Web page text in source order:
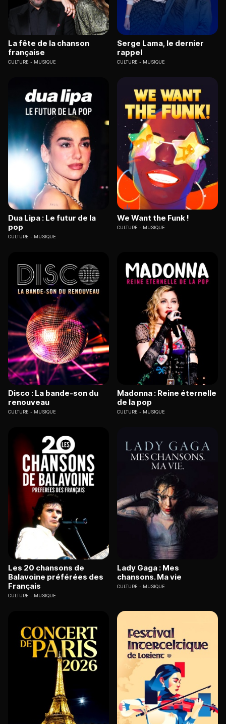
La fête de la chanson
française
CULTURE MUSIQUE
Serge Lama, le dernier
rappel
CULTURE MUSIQUE
Dua Lipa : Le futur de la
pop
CULTURE MUSIQUE
We Want the Funk !
CULTURE MUSIQUE
Disco : La bande-son du
renouveau
CULTURE MUSIQUE
Madonna : Reine éternelle
de la pop
CULTURE MUSIQUE
Les 20 chansons de
Balavoine préférées des
Français
CULTURE MUSIQUE
Lady Gaga : Mes
chansons. Ma vie
CULTURE MUSIQUE